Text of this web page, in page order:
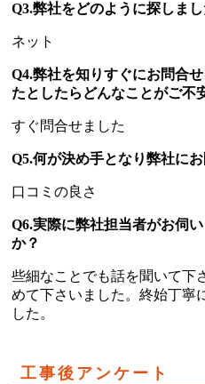
Q3.弊社をどのように探しまし
ネット
Q4.弊社を知りすぐにお問合
たとしたらどんなことがご不
すぐ問合せました
Q5.何が決め手となり弊社に
口コミの良さ
Q6.実際に弊社担当者がお伺
か？
些細なことでも話を聞いて下
めて下さいました。終始丁寧
した。
工事後アンケート